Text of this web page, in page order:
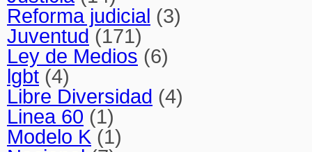
Reforma judicial (3)
Juventud (171)
Ley de Medios (6)
lgbt (4)
Libre Diversidad (4)
Linea 60 (1)
Modelo K (1)